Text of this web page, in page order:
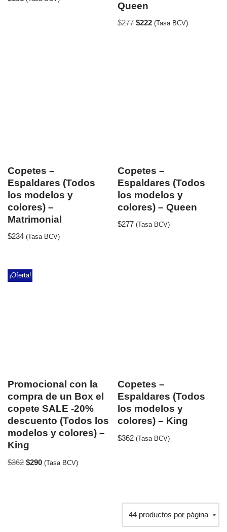
Queen
$277 $222 (Tasa BCV)
Copetes –
Espaldares (Todos
los modelos y
colores) –
Matrimonial
$234 (Tasa BCV)
Copetes –
Espaldares (Todos
los modelos y
colores) – Queen
$277 (Tasa BCV)
¡Oferta!
Promocional con la
compra de un Box el
copete SALE -20%
descuento (Todos los
modelos y colores) –
King
$362 $290 (Tasa BCV)
Copetes –
Espaldares (Todos
los modelos y
colores) – King
$362 (Tasa BCV)